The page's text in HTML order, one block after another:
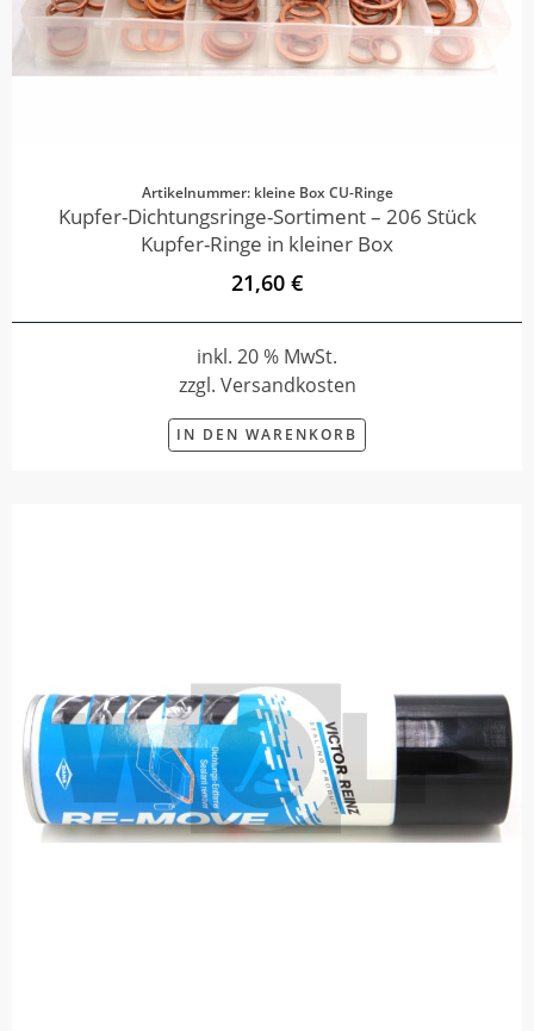
Artikelnummer: kleine Box CU-Ringe
Kupfer-Dichtungsringe-Sortiment – 206 Stück
Kupfer-Ringe in kleiner Box
21,60 €
inkl. 20 % MwSt.
zzgl. Versandkosten
IN DEN WARENKORB